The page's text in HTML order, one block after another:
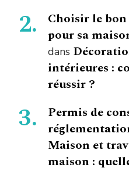
Choisir le
pour sa
dans
intérieures :
réussir ?
Permis de
Maison et
maison :